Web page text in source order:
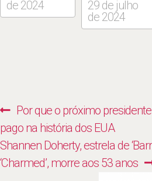
de 2024
29 de julho
de 2024
Navegação
de
Post
Previous
post:
Por que o próximo
pago na história dos EUA
Next
post:
Shannen Doherty, estrela de
‘Charmed’, morre aos 53 anos